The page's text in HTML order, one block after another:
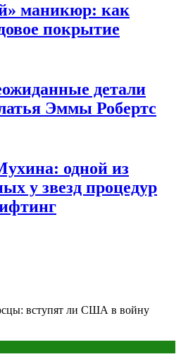
маникюр: как
покрытие
детали
Эммы Робертс
одной из
у звезд процедур
вступят ли США в войну